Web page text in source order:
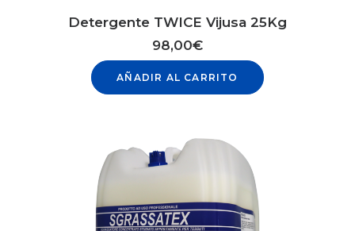
Detergente TWICE Vijusa 25Kg
98,00€
AÑADIR AL CARRITO